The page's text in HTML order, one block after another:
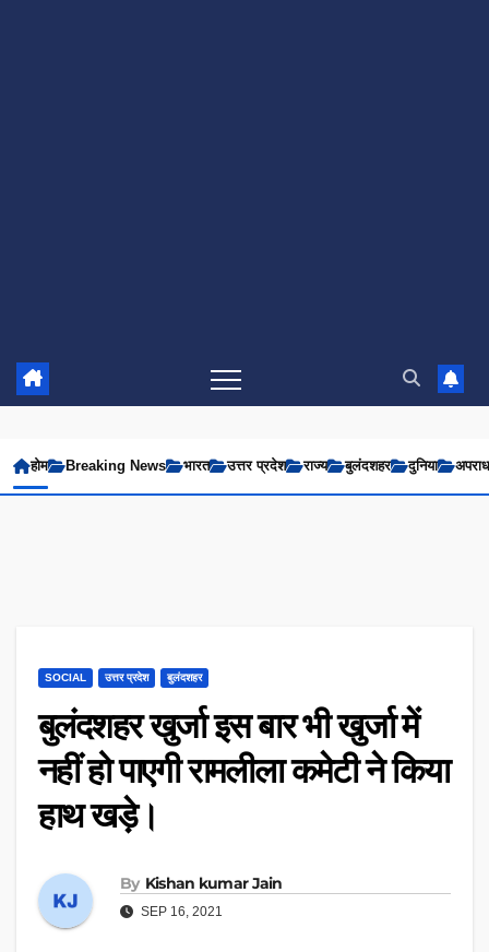
होम Breaking News भारत उत्तर प्रदेश राज्य बुलंदशहर दुनिया अपराध
SOCIAL उत्तर प्रदेश बुलंदशहर
बुलंदशहर खुर्जा इस बार भी खुर्जा में
नहीं हो पाएगी रामलीला कमेटी ने किया
हाथ खड़े।
By Kishan kumar Jain
SEP 16, 2021